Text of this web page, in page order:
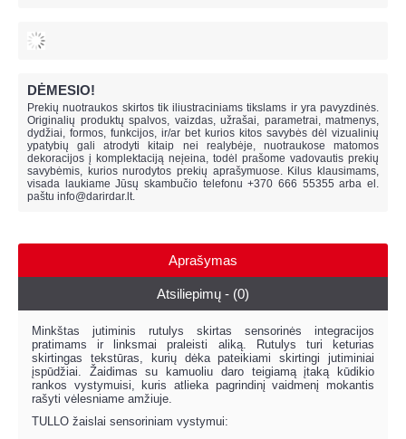
DĖMESIO!
Prekių nuotraukos skirtos tik iliustraciniams tikslams ir yra pavyzdinės.
Originalių produktų spalvos, vaizdas, užrašai, parametrai, matmenys,
dydžiai, formos, funkcijos, ir/ar bet kurios kitos savybės dėl vizualinių
ypatybių gali atrodyti kitaip nei realybėje, nuotraukose matomos
dekoracijos į komplektaciją neįeina, todėl prašome vadovautis prekių
savybėmis, kurios nurodytos prekių aprašymuose. Kilus klausimams,
visada laukiame Jūsų skambučio telefonu +370 666 55355 arba el.
paštu info@darirdar.lt.
Aprašymas
Atsiliepimų - (0)
Minkštas jutiminis rutulys skirtas sensorinės integracijos
pratimams ir linksmai praleisti aliką. Rutulys turi keturias
skirtingas tekstūras, kurių dėka pateikiami skirtingi jutiminiai
įspūdžiai. Žaidimas su kamuoliu daro teigiamą įtaką kūdikio
rankos vystymuisi, kuris atlieka pagrindinį vaidmenį mokantis
rašyti vėlesniame amžiuje.
TULLO žaislai sensoriniam vystymui: